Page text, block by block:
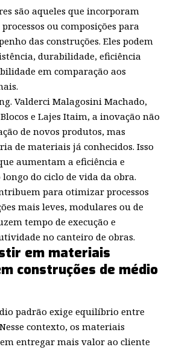
são aqueles que incorporam
ou composições para
das construções. Eles podem
durabilidade, eficiência
em comparação aos
Valderci Malagosini Machado,
e Lajes Itaim, a inovação não
de novos produtos, mas
de materiais já conhecidos. Isso
aumentam a eficiência e
do ciclo de vida da obra.
para otimizar processos
mais leves, modulares ou de
tempo de execução e
no canteiro de obras.
em materiais
construções de médio
padrão exige equilíbrio entre
contexto, os materiais
entregar mais valor ao cliente